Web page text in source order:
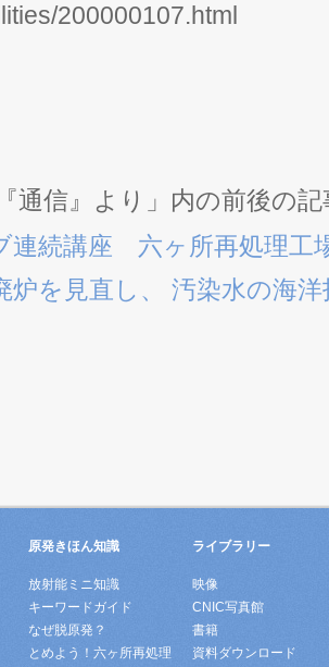
200000107.html
通信』より」内の前後の記
連続講座 六ヶ所再処理
炉を見直し、 汚染水の海
原発きほん知識
放射能ミニ知識
キーワードガイド
なぜ脱原発？
とめよう！六ヶ所再処理
ライブラリー
映像
CNIC写真館
書籍
資料ダウンロード